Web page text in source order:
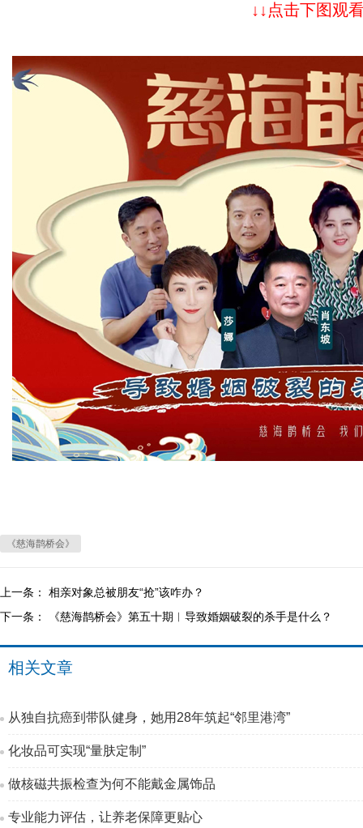
↓↓点击下图观
《慈海鹊桥会》
上一条： 相亲对象总被朋友“抢”该咋办？
下一条：
《慈海鹊桥会》第五十期︱导致婚姻破裂的杀手是什么？
相关文章
从独自抗癌到带队健身，她用28年筑起“邻里港湾”
化妆品可实现“量肤定制”
做核磁共振检查为何不能戴金属饰品
专业能力评估，让养老保障更贴心